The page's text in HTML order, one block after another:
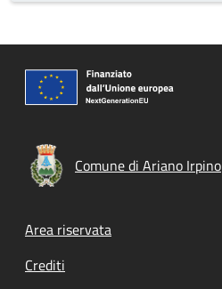
Comune di Ariano Irpino
Footer menu
Area riservata
Crediti